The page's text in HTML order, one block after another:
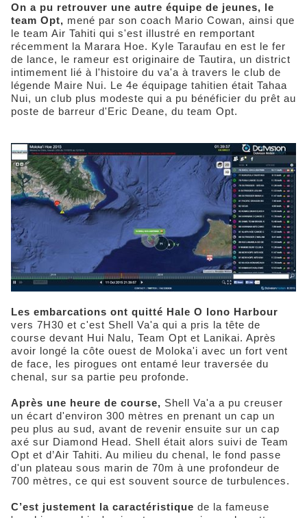
On a pu retrouver une autre équipe de jeunes, le
team Opt, mené par son coach Mario Cowan, ainsi que
le team Air Tahiti qui s'est illustré en remportant
récemment la Marara Hoe. Kyle Taraufau en est le fer
de lance, le rameur est originaire de Tautira, un district
intimement lié à l'histoire du va'a à travers le club de
légende Maire Nui. Le 4e équipage tahitien était Tahaa
Nui, un club plus modeste qui a pu bénéficier du prêt au
poste de barreur d'Eric Deane, du team Opt.
Les embarcations ont quitté Hale O lono Harbour
vers 7H30 et c'est Shell Va'a qui a pris la tête de
course devant Hui Nalu, Team Opt et Lanikai. Après
avoir longé la côte ouest de Moloka'i avec un fort vent
de face, les pirogues ont entamé leur traversée du
chenal, sur sa partie peu profonde.
Après une heure de course, Shell Va'a a pu creuser
un écart d'environ 300 mètres en prenant un cap un
peu plus au sud, avant de revenir ensuite sur un cap
axé sur Diamond Head. Shell était alors suivi de Team
Opt et d’Air Tahiti. Au milieu du chenal, le fond passe
d'un plateau sous marin de 70m à une profondeur de
700 mètres, ce qui est souvent source de turbulences.
C’est justement la caractéristique de la fameuse